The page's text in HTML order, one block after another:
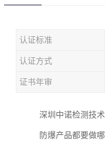
认证标准
认证方式
证书年审
深圳中诺检测技
防爆产品都要做